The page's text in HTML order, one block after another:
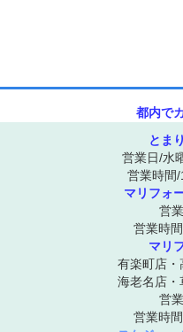
都内で
とま
営業日/水
営業時間
マリフォ
営
営業時
マリ
有楽町店・
海老名店・
営
営業時